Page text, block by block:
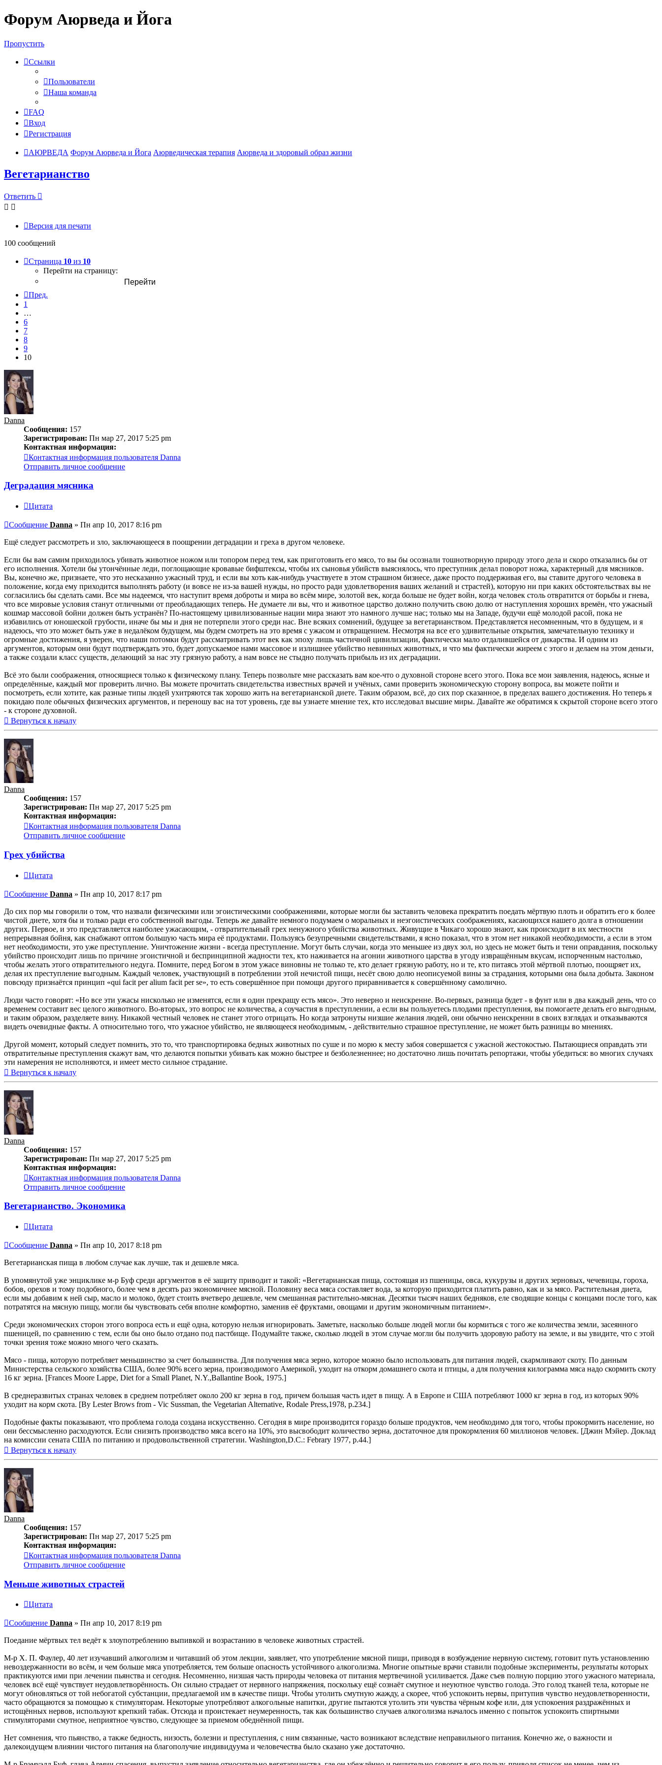
Форум Аюрведа и Йога
Пропустить
Ссылки
Пользователи
Наша команда
FAQ
Вход
Регистрация
АЮРВЕДА Форум Аюрведа и Йога Аюрведическая терапия Аюрведа и здоровый образ жизни
Вегетарианство
Ответить
Версия для печати
100 сообщений
Страница 10 из 10
Перейти на страницу:
Пред.
1
…
6
7
8
9
10
Danna
Сообщения: 157
Зарегистрирован: Пн мар 27, 2017 5:25 pm
Контактная информация:
Контактная информация пользователя Danna
Отправить личное сообщение
Деградация мясника
Цитата
Сообщение Danna » Пн апр 10, 2017 8:16 pm
Ещё следует рассмотреть и зло, заключающееся в поощрении деградации и греха в другом человеке.
Если бы вам самим приходилось убивать животное ножом или топором перед тем, как приготовить его мясо, то вы бы осознали тошнотворную природу этого дела и скоро отказались бы от
его исполнения. Хотели бы утончённые леди, поглощающие кровавые бифштексы, чтобы их сыновья убийств выяснялось, что преступник делал поворот ножа, характерный для мясников.
Вы, конечно же, признаете, что это несказанно ужасный труд, и если вы хоть как-нибудь участвуете в этом страшном бизнесе, даже просто поддерживая его, вы ставите другого человека в
положение, когда ему приходится выполнять работу (и вовсе не из-за вашей нужды, но просто ради удовлетворения ваших желаний и страстей), которую ни при каких обстоятельствах вы не
согласились бы сделать сами. Все мы надеемся, что наступит время доброты и мира во всём мире, золотой век, когда больше не будет войн, когда человек столь отвратится от борьбы и гнева,
что все мировые условия станут отличными от преобладающих теперь. Не думаете ли вы, что и животное царство должно получить свою долю от наступления хороших времён, что ужасный
кошмар массовой бойни должен быть устранён? По-настоящему цивилизованные нации мира знают это намного лучше нас; только мы на Западе, будучи ещё молодой расой, пока не
избавились от юношеской грубости, иначе бы мы и дня не потерпели этого среди нас. Вне всяких сомнений, будущее за вегетарианством. Представляется несомненным, что в будущем, и я
надеюсь, что это может быть уже в недалёком будущем, мы будем смотреть на это время с ужасом и отвращением. Несмотря на все его удивительные открытия, замечательную технику и
огромные достижения, я уверен, что наши потомки будут рассматривать этот век как эпоху лишь частичной цивилизации, фактически мало отдалившейся от дикарства. И одним из
аргументов, которым они будут подтверждать это, будет допускаемое нами массовое и излишнее убийство невинных животных, и что мы фактически жиреем с этого и делаем на этом деньги,
а также создали класс существ, делающий за нас эту грязную работу, а нам вовсе не стыдно получать прибыль из их деградации.
Всё это были соображения, относящиеся только к физическому плану. Теперь позвольте мне рассказать вам кое-что о духовной стороне всего этого. Пока все мои заявления, надеюсь, ясные и
определённые, каждый мог проверить лично. Вы можете прочитать свидетельства известных врачей и учёных, сами проверить экономическую сторону вопроса, вы можете пойти и
посмотреть, если хотите, как разные типы людей ухитряются так хорошо жить на вегетарианской диете. Таким образом, всё, до сих пор сказанное, в пределах вашего достижения. Но теперь я
покидаю поле обычных физических аргументов, и переношу вас на тот уровень, где вы узнаете мнение тех, кто исследовал высшие миры. Давайте же обратимся к скрытой стороне всего этого
- к стороне духовной.
Вернуться к началу
Danna
Сообщения: 157
Зарегистрирован: Пн мар 27, 2017 5:25 pm
Контактная информация:
Контактная информация пользователя Danna
Отправить личное сообщение
Грех убийства
Цитата
Сообщение Danna » Пн апр 10, 2017 8:17 pm
До сих пор мы говорили о том, что назвали физическими или эгоистическими соображениями, которые могли бы заставить человека прекратить поедать мёртвую плоть и обратить его к более
чистой диете, хотя бы и только ради его собственной выгоды. Теперь же давайте немного подумаем о моральных и неэгоистических соображениях, касающихся нашего долга в отношении
других. Первое, и это представляется наиболее ужасающим, - отвратительный грех ненужного убийства животных. Живущие в Чикаго хорошо знают, как происходит в их местности
непрерывная бойня, как снабжают оптом большую часть мира её продуктами. Пользуясь безупречными свидетельствами, я ясно показал, что в этом нет никакой необходимости, а если в этом
нет необходимости, это уже преступление. Уничтожение жизни - всегда преступление. Могут быть случаи, когда это меньшее из двух зол, но здесь не может быть и тени оправдания, поскольку
убийство происходит лишь по причине эгоистичной и беспринципной жадности тех, кто наживается на агонии животного царства в угоду извращённым вкусам, испорченным настолько,
чтобы желать этого отвратительного недуга. Помните, перед Богом в этом ужасе виновны не только те, кто делает грязную работу, но и те, кто питаясь этой мёртвой плотью, поощряет их,
делая их преступление выгодным. Каждый человек, участвующий в потреблении этой нечистой пищи, несёт свою долю неописуемой вины за страдания, которыми она была добыта. Законом
повсюду признаётся принцип «qui facit per alium facit per se», то есть совершённое при помощи другого приравнивается к совершённому самолично.
Люди часто говорят: «Но все эти ужасы нисколько не изменятся, если я один прекращу есть мясо». Это неверно и неискренне. Во-первых, разница будет - в фунт или в два каждый день, что со
временем составит вес целого животного. Во-вторых, это вопрос не количества, а соучастия в преступлении, а если вы пользуетесь плодами преступления, вы помогаете делать его выгодным,
и таким образом, разделяете вину. Никакой честный человек не станет этого отрицать. Но когда затронуты низшие желания людей, они обычно неискренни в своих взглядах и отказываются
видеть очевидные факты. А относительно того, что ужасное убийство, не являющееся необходимым, - действительно страшное преступление, не может быть разницы во мнениях.
Другой момент, который следует помнить, это то, что транспортировка бедных животных по суше и по морю к месту забоя совершается с ужасной жестокостью. Пытающиеся оправдать эти
отвратительные преступления скажут вам, что делаются попытки убивать как можно быстрее и безболезненнее; но достаточно лишь почитать репортажи, чтобы убедиться: во многих случаях
эти намерения не исполняются, и имеет место сильное страдание.
Вернуться к началу
Danna
Сообщения: 157
Зарегистрирован: Пн мар 27, 2017 5:25 pm
Контактная информация:
Контактная информация пользователя Danna
Отправить личное сообщение
Вегетарианство. Экономика
Цитата
Сообщение Danna » Пн апр 10, 2017 8:18 pm
Вегетарианская пища в любом случае как лучше, так и дешевле мяса.
В упомянутой уже энциклике м-р Буф среди аргументов в её защиту приводит и такой: «Вегетарианская пища, состоящая из пшеницы, овса, кукурузы и других зерновых, чечевицы, гороха,
бобов, орехов и тому подобного, более чем в десять раз экономичнее мясной. Половину веса мяса составляет вода, за которую приходится платить равно, как и за мясо. Растительная диета,
если мы добавим к ней сыр, масло и молоко, будет стоить вчетверо дешевле, чем смешанная растительно-мясная. Десятки тысяч наших бедняков, еле сводящие концы с концами после того, как
потратятся на мясную пищу, могли бы чувствовать себя вполне комфортно, заменив её фруктами, овощами и другим экономичным питанием».
Среди экономических сторон этого вопроса есть и ещё одна, которую нельзя игнорировать. Заметьте, насколько больше людей могли бы кормиться с того же количества земли, засеянного
пшеницей, по сравнению с тем, если бы оно было отдано под пастбище. Подумайте также, сколько людей в этом случае могли бы получить здоровую работу на земле, и вы увидите, что с этой
точки зрения тоже можно много чего сказать.
Мясо - пища, которую потребляет меньшинство за счет большинства. Для получения мяса зерно, которое можно было использовать для питания людей, скармливают скоту. По данным
Министерства сельского хозяйства США, более 90% всего зерна, производимого Америкой, уходит на откорм домашнего скота и птицы, а для получения килограмма мяса надо скормить скоту
16 кг зерна. [Frances Moore Lappe, Diet for a Small Planet, N.Y.,Ballantine Book, 1975.]
В среднеразвитых странах человек в среднем потребляет около 200 кг зерна в год, причем большая часть идет в пищу. А в Европе и США потребляют 1000 кг зерна в год, из которых 90%
уходит на корм скота. [By Lester Brows from - Vic Sussman, the Vegetarian Alternative, Rodale Press,1978, p.234.]
Подобные факты показывают, что проблема голода создана искусственно. Сегодня в мире производится гораздо больше продуктов, чем необходимо для того, чтобы прокормить население, но
они бессмысленно расходуются. Если снизить производство мяса всего на 10%, это высвободит количество зерна, достаточное для прокормления 60 миллионов человек. [Джин Мэйер. Доклад
на комиссии сената США по питанию и продовольственной стратегии. Washington,D.C.: Febrary 1977, p.44.]
Вернуться к началу
Danna
Сообщения: 157
Зарегистрирован: Пн мар 27, 2017 5:25 pm
Контактная информация:
Контактная информация пользователя Danna
Отправить личное сообщение
Меньше животных страстей
Цитата
Сообщение Danna » Пн апр 10, 2017 8:19 pm
Поедание мёртвых тел ведёт к злоупотреблению выпивкой и возрастанию в человеке животных страстей.
М-р Х. П. Фаулер, 40 лет изучавший алкоголизм и читавший об этом лекции, заявляет, что употребление мясной пищи, приводя в возбуждение нервную систему, готовит путь установлению
невоздержанности во всём, и чем больше мяса употребляется, тем больше опасность устойчивого алкоголизма. Многие опытные врачи ставили подобные эксперименты, результаты которых
практикуются ими при лечении пьянства и сегодня. Несомненно, низшая часть природы человека от питания мертвечиной усиливается. Даже съев полную порцию этого ужасного материала,
человек всё ещё чувствует неудовлетворённость. Он сильно страдает от нервного напряжения, поскольку ещё сознаёт смутное и неуютное чувство голода. Это голод тканей тела, которые не
могут обновляться от той небогатой субстанции, предлагаемой им в качестве пищи. Чтобы утолить смутную жажду, а скорее, чтоб успокоить нервы, притупив чувство неудовлетворенности,
часто обращаются за помощью к стимуляторам. Некоторые употребляют алкогольные напитки, другие пытаются утолить эти чувства чёрным кофе или, для успокоения раздражённых и
истощённых нервов, используют крепкий табак. Отсюда и проистекает неумеренность, так как большинство случаев алкоголизма началось именно с попыток успокоить спиртными
стимуляторами смутное, неприятное чувство, следующее за приемом обеднённой пищи.
Нет сомнения, что пьянство, а также бедность, низость, болезни и преступления, с ним связанные, часто возникают вследствие неправильного питания. Конечно же, о важности и
далекоидущем влиянии чистого питания на благополучие индивидуума и человечества было сказано уже достаточно.